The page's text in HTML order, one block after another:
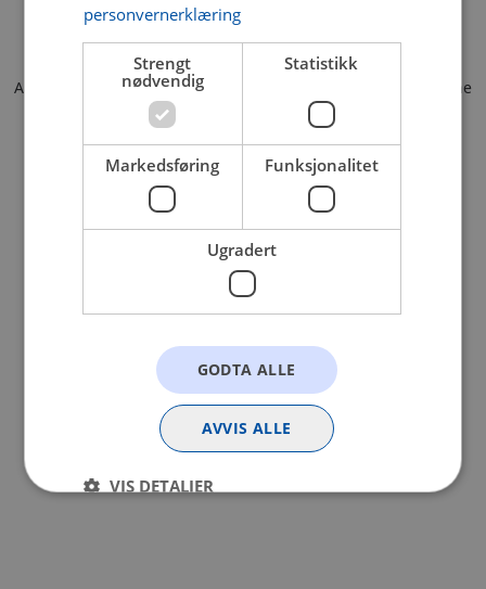
Application error: a client-side exception has occurred (see the
browser console for more information).
personvernerklæring
Strengt
nødvendig
Statistikk
Markedsføring Funksjonalitet
Ugradert
GODTA ALLE
AVVIS ALLE
VIS DETALJER